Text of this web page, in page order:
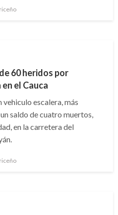
60 heridos por
el Cauca
escalera, más
saldo de cuatro muertos,
en la carretera del